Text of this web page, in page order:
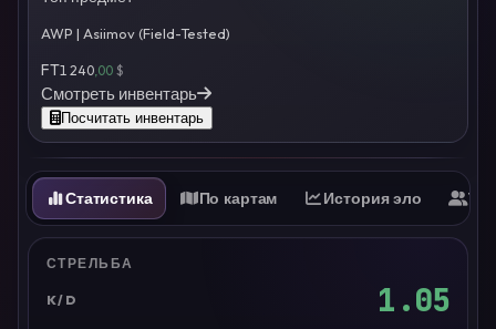
AWP | Asiimov (Field-Tested)
FT1 240 ,00 $
Смотреть инвентарь
Посчитать инвентарь
Статистика По картам История эло
СТРЕЛЬБА
K/D 1.05